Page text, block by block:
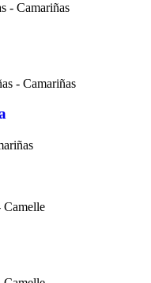
- Camariñas
- Camariñas
Camelle